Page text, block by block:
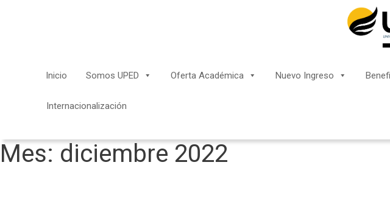
Inicio Somos UPED Oferta Académica Nuevo Ingreso
Internacionalización
Mes: diciembre 2022